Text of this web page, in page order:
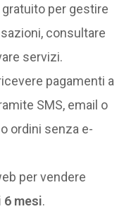
gratuito per gestire
consultare
servizi.
pagamenti a
SMS, email o
ordini senza e-
per vendere
mesi.